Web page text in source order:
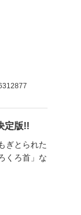
定版!!
ぎとられた
くろ首」な